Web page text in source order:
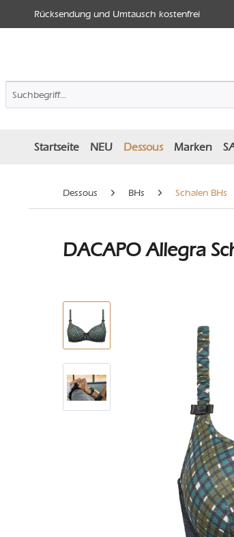
Rücksendung und Umtausch kostenfrei
Startseite NEU Dessous Marken
Dessous BHs Schalen BHs
DACAPO Allegra